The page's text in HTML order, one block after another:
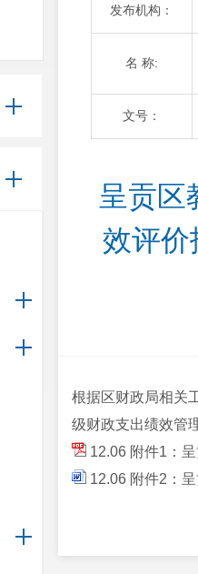
发布机构：
名 称:
文号：
呈贡区
效评价
根据区财政局相关
级财政支出绩效管
12.06 附件1：
12.06 附件2：